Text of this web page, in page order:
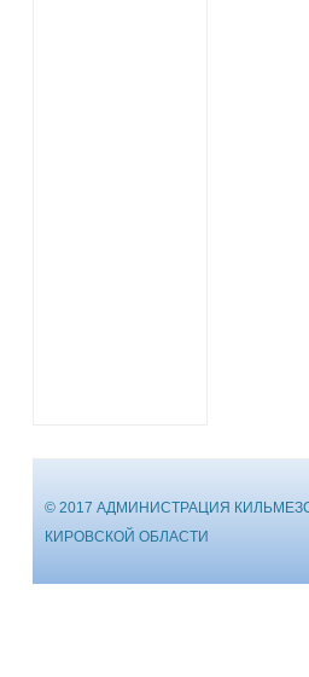
© 2017 АДМИНИСТРАЦИЯ
КИРОВСКОЙ ОБЛАСТИ